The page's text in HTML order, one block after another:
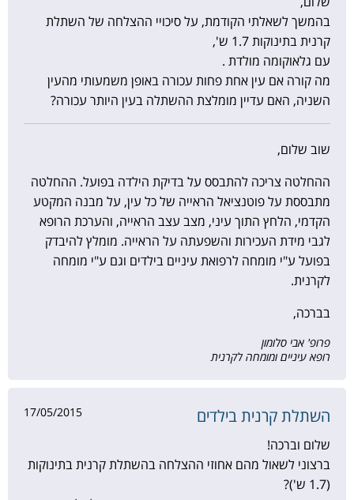
בהמשך לשאלתי הקודמת, על סיכויי ההצלחה של השתלת
קרנית בתינוקות 1.7 ש',
עם גלאוקומה מולדת .
מה קורה אם עין אחת פחות עכורה באופן משמעותי מהעין
השניה, האם עדיין מומלצת ההשתלה בעין היותר עכורה?
שוב שלום,
ההחלטה צריכה להתבסס על בדיקת הילדה בפועל. ההחלטה
מתבססת על פוטנציאל הראייה של כל עין, על מבנה המקטע
הקדמי, הלחץ התוך עיני, מצב עצב הראייה, והערכת הרופא
לגבי מידת העכירות והשפעתה על הראייה. מומלץ להיבדק
בפועל ע"י מומחה לרפואת עיניים בילדים וגם ע"י מומחה
לקרנית.
בברכה,
פרופ' אבי סלומון
רופא עיניים ומומחה לקרנית
השתלת קרנית בילדים 17/05/2015
שלום וברכה!
ברצוני לשאול מהם אחוזי ההצלחה בהשתלת קרנית בתינוקות
(1.7 ש')?